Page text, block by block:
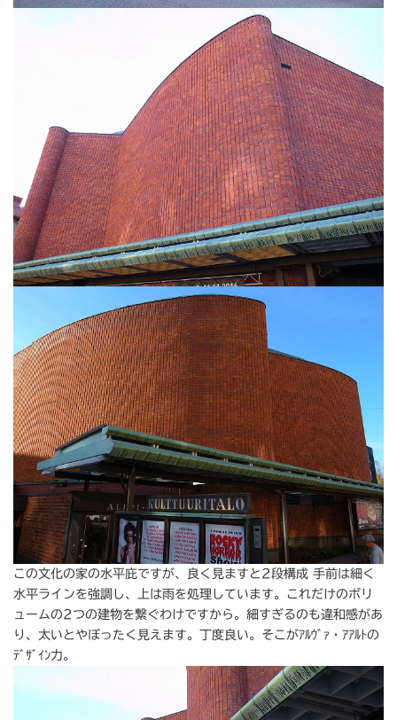
この文化の家の水平庇ですが、良く見ますと2段構成 手前は細く
水平ラインを強調し、上は雨を処理しています。これだけのボリ
ュームの2つの建物を繋ぐわけですから。細すぎるのも違和感があ
り、太いとやぼったく見えます。丁度良い。そこがｱﾙｳﾞｧ・ｱｱﾙﾄの
ﾃﾞｻﾞｲﾝ力。